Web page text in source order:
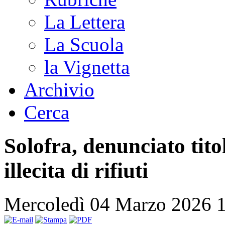
La Lettera
La Scuola
la Vignetta
Archivio
Cerca
Solofra, denunciato
illecita di rifiuti
Mercoledì 04 Marzo 2026